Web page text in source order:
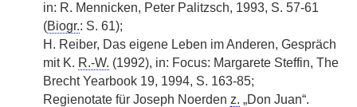
in: R. Mennicken, Peter Palitzsch, 1993, S. 57-61
(Biogr.: S. 61);
H. Reiber, Das eigene Leben im Anderen, Gespräch
mit K. R.-W. (1992), in: Focus: Margarete Steffin, The
Brecht Yearbook 19, 1994, S. 163-85;
Regienotate für Joseph Noerden z. „Don Juan“.